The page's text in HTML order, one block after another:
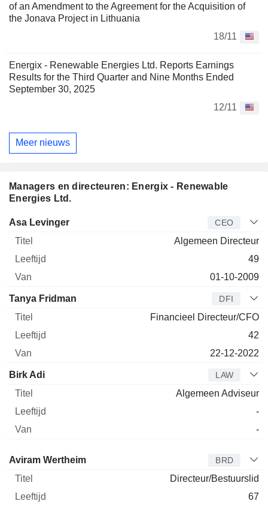
of an Amendment to the Agreement for the Acquisition of
the Jonava Project in Lithuania
18/11
Energix - Renewable Energies Ltd. Reports Earnings
Results for the Third Quarter and Nine Months Ended
September 30, 2025
12/11
Meer nieuws
Managers en directeuren: Energix - Renewable
Energies Ltd.
Bedrijfsleider
Asa Levinger CEO
Algemeen Directeur
49
01-10-2009
Tanya Fridman DFI
Financieel Directeur/CFO
42
22-12-2022
Birk Adi LAW
Algemeen Adviseur
-
-
Bestuurder Titel Leeftijd
Aviram Wertheim BRD
Directeur/Bestuurslid
67